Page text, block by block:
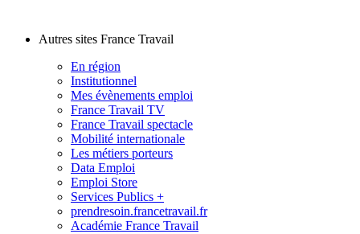
Autres sites France Travail
En région
Institutionnel
Mes évènements emploi
France Travail TV
France Travail spectacle
Mobilité internationale
Les métiers porteurs
Data Emploi
Emploi Store
Services Publics +
prendresoin.francetravail.fr
Académie France Travail